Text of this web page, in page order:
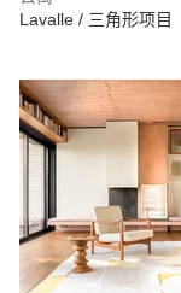
Lavalle / 三角形项目